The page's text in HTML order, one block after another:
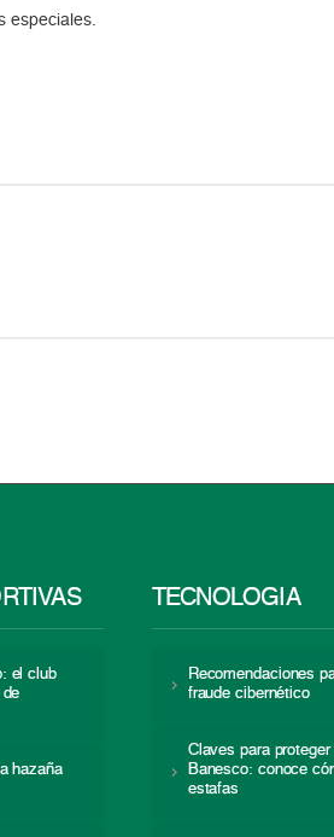
especiales.
el club
hazaña
TECNOLOGÍA
Recomendaciones
fraude cibernético
Claves para
Banesco: conoce
estafas